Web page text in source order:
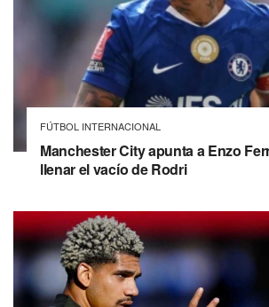
FÚTBOL INTERNACIONAL
Manchester City apunta a Enzo
llenar el vacío de Rodri